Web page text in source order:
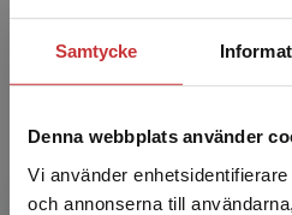
Samtycke
Denna webbplats använder
Vi använder
och annonserna till
Alnarp. Han arbetar som